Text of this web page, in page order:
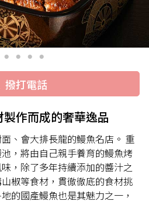
撥打電話
作而成的奢華逸品
、會大排長龍的鰻魚名店。 重
，將由自己親手養育的鰻魚烤
，除了多年持續添加的醬汁之
椒等食材，貫徹徹底的食材挑
的國產鰻魚也是其魅力之一，